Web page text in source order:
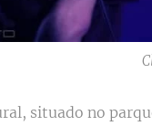
situado no